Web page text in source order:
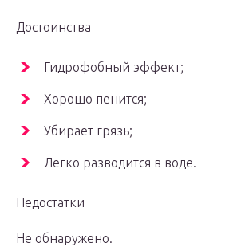
Достоинства
Гидрофобный эффект;
Хорошо пенится;
Убирает грязь;
Легко разводится в воде.
Недостатки
Не обнаружено.